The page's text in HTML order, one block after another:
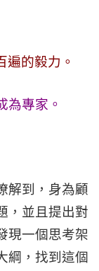
遍的毅力。
為專家。
解到，身為顧
，並且提出對
現一個思考架
綱，找到這個